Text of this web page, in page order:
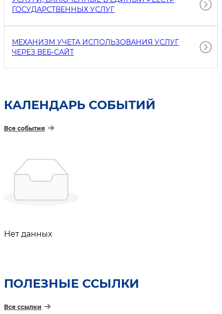
ГОСУДАРСТВЕННЫХ УСЛУГ
МЕХАНИЗМ УЧЕТА ИСПОЛЬЗОВАНИЯ УСЛУГ
ЧЕРЕЗ ВЕБ-САЙТ
КАЛЕНДАРЬ СОБЫТИЙ
Все события
Нет данных
ПОЛЕЗНЫЕ ССЫЛКИ
Все ссылки